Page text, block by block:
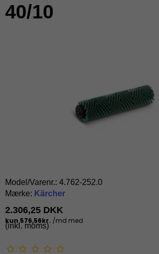
40/10
Model/Varenr.: 4.762-252.0
Mærke: Kärcher
2.306,25 DKK
(inkl. moms)